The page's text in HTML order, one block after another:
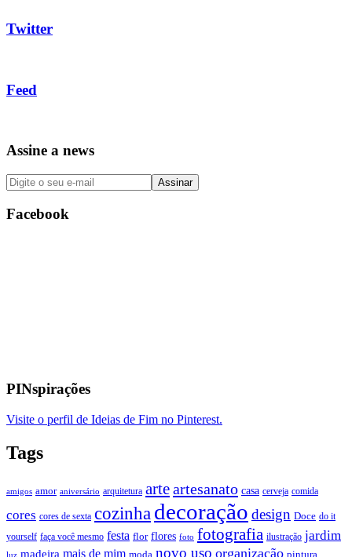
Twitter
Feed
Assine a news
Facebook
PINspirações
Visite o perfil de Ideias de Fim no Pinterest.
Tags
amigos amor aniversário arquitetura arteartesanato casa cerveja comida
cores cores de sexta cozinha decoração design Doce do it
yourself faça você mesmo festa flor flores foto fotografia ilustração jardim
luz madeira mais de mim moda novo uso organização pintura